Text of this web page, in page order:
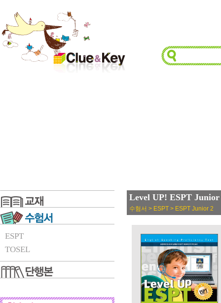
ESPT
TOSEL
Level UP! ESPT
수험서 > ESPT > ESPT Junior 2